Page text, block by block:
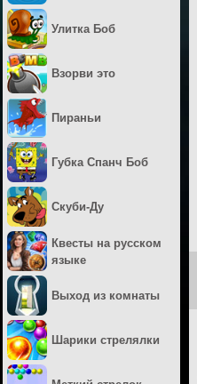
Улитка Боб
Взорви это
Пираньи
Губка Спанч Боб
Скуби-Ду
Квесты на русском
языке
Выход из комнаты
Шарики стрелялки